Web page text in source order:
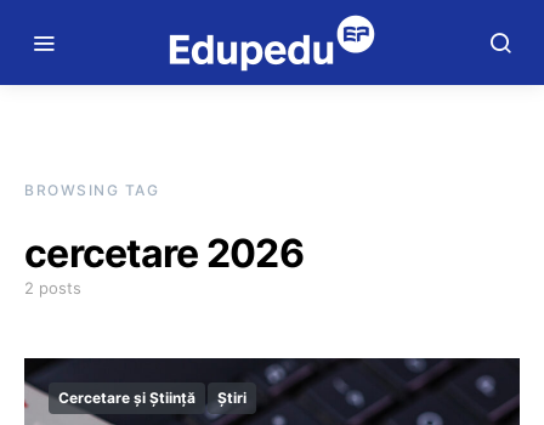
BROWSING TAG
cercetare 2026
2 posts
Cercetare și Știință Știri